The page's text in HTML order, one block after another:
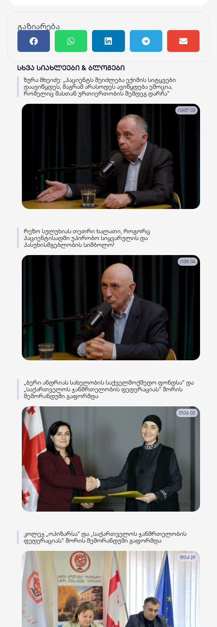
გაზიარება
სხვა სიახლეები & ბლოგები
ზურა მხეიძე: „პაციენტს შეიძლება ექიმის სიტყვები
დაავიწყდეს, მაგრამ არასოდეს ავიწყდება ემოცია,
რომელიც მასთან ურთიერთობის შემდეგ დარჩა“
ივლ 03
რეზო სულუხიას თეთრი ხალათი, როგორც
პაციენტისადმი უპირობო სიყვარულის და
პასუხისმგებლობის სიმბოლო!
ივნ 04
„ბერი ანდრიას სახელობის საქველმოქმედო ფონდსა“ და
„საქართველოს ჯანმრთელობის ფედერაციას“ შორის
მემორანდუმი გაფორმდა
თებ 02
კოლეჯ „ოპიზარსა“ და „საქართველოს ჯანმრთელობის
ფედერაციას“ შორის მემორანდუმი გაფორმდა
დეკ 29